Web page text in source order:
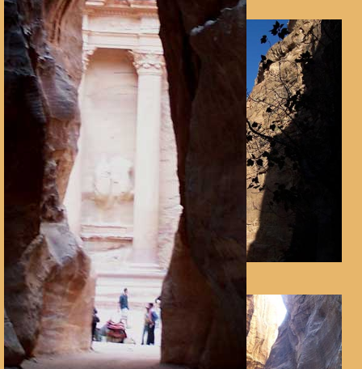
Melonenscheiben zum
Abendbrot bisher nicht
gesehen (doch - in Amman
gab es Äpfel!). Gefrühstückt
wurde auf der Terrasse - bei
den Morgentemperaturen ein
sehr angenehmes Flair. Man
konnte die Sonnenstrahlen
der aufgehende Sonne am
westlichen Felshochizont
bereits sehen.
diesem Tag versuchten wir
die Ersten zu sein. Leider
tummelten sich die ersten
Touristen bereits an der
Kasse. Dennoch kam der
große Ansturm erst später.
Ein touristisches Muss eines
Jordanienbesuches ist heute
die Besichtigung der Stadt
der Nabatäer, der berühmten
Stadt in den Felsen: "Petra".
Einen imposanten Anblick
bieten die Bildwerke, die in
rosa-roten Felsen gehauenen
wurden. Zu den königlichen
Gräbern, zum Theater und
zum Schatzhaus des
Pharaos gelangen wir auf den
Weg durch die Siq-Schlucht.